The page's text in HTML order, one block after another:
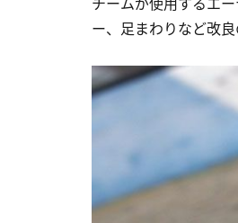
ー、足まわりなど改